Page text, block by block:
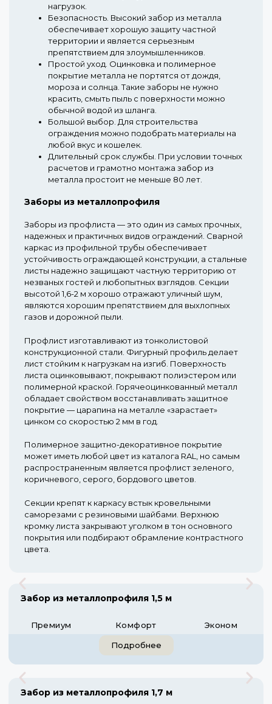
нагрузок.
Безопасность. Высокий забор из металла
обеспечивает хорошую защиту частной
территории и является серьезным
препятствием для злоумышленников.
Простой уход. Оцинковка и полимерное
покрытие металла не портятся от дождя,
мороза и солнца. Такие заборы не нужно
красить, смыть пыль с поверхности можно
обычной водой из шланга.
Большой выбор. Для строительства
ограждения можно подобрать материалы на
любой вкус и кошелек.
Длительный срок службы. При условии точных
расчетов и грамотно монтажа забор из
металла простоит не меньше 80 лет.
Заборы из металлопрофиля
Заборы из профлиста — это один из самых прочных,
надежных и практичных видов ограждений. Сварной
каркас из профильной трубы обеспечивает
устойчивость ограждающей конструкции, а стальные
листы надежно защищают частную территорию от
незваных гостей и любопытных взглядов. Секции
высотой 1,6-2 м хорошо отражают уличный шум,
являются хорошим препятствием для выхлопных
газов и дорожной пыли.
Профлист изготавливают из тонколистовой
конструкционной стали. Фигурный профиль делает
лист стойким к нагрузкам на изгиб. Поверхность
листа оцинковывают, покрывают полиэстером или
полимерной краской. Горячеоцинкованный металл
обладает свойством восстанавливать защитное
покрытие — царапина на металле «зарастает»
цинком со скоростью 2 мм в год.
Полимерное защитно-декоративное покрытие
может иметь любой цвет из каталога RAL, но самым
распространенным является профлист зеленого,
коричневого, серого, бордового цветов.
Секции крепят к каркасу встык кровельными
саморезами с резиновыми шайбами. Верхнюю
кромку листа закрывают уголком в тон основного
покрытия или подбирают обрамление контрастного
цвета.
Забор из металлопрофиля 1,5 м
Премиум Комфорт Эконом
Подробнее
Забор из металлопрофиля 1,7 м